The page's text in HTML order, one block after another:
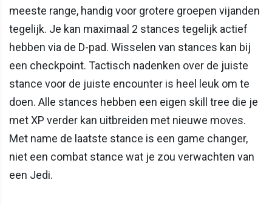
meeste range, handig voor grotere groepen vijanden
tegelijk. Je kan maximaal 2 stances tegelijk actief
hebben via de D-pad. Wisselen van stances kan bij
een checkpoint. Tactisch nadenken over de juiste
stance voor de juiste encounter is heel leuk om te
doen. Alle stances hebben een eigen skill tree die je
met XP verder kan uitbreiden met nieuwe moves.
Met name de laatste stance is een game changer,
niet een combat stance wat je zou verwachten van
een Jedi.